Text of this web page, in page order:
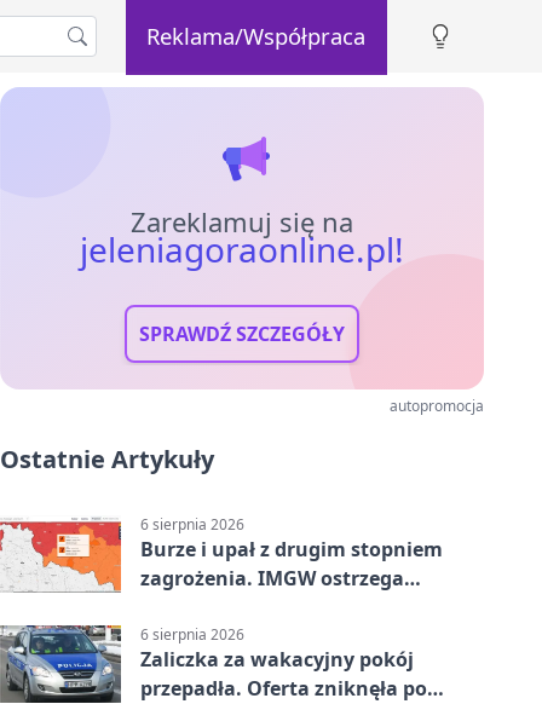
Reklama/Współpraca
Zareklamuj się na
jeleniagoraonline.pl!
SPRAWDŹ SZCZEGÓŁY
autopromocja
Ostatnie Artykuły
6 sierpnia 2026
Burze i upał z drugim stopniem
zagrożenia. IMGW ostrzega
6 sierpnia 2026
Zaliczka za wakacyjny pokój
przepadła. Oferta zniknęła po